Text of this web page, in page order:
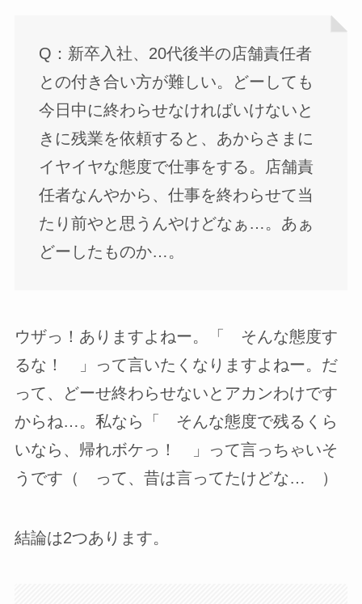
Q：新卒入社、20代後半の店舗責任者
との付き合い方が難しい。どーしても
今日中に終わらせなければいけないと
きに残業を依頼すると、あからさまに
イヤイヤな態度で仕事をする。店舗責
任者なんやから、仕事を終わらせて当
たり前やと思うんやけどなぁ…。あぁ
どーしたものか…。
ウザっ！ありますよねー。「 そんな態度す
るな！ 」って言いたくなりますよねー。だ
って、どーせ終わらせないとアカンわけです
からね…。私なら「 そんな態度で残るくら
いなら、帰れボケっ！ 」って言っちゃいそ
うです（ って、昔は言ってたけどな… ）
結論は2つあります。